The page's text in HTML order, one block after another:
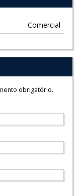
Comercial
obrigatório.